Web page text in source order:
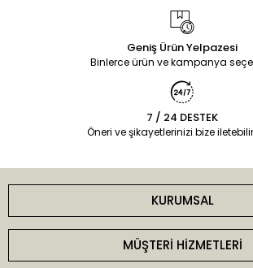
Geniş Ürün Yelpazesi
Binlerce ürün ve kampanya
7 / 24 DESTEK
Öneri ve şikayetlerinizi bize
KURUMSAL
MÜŞTERİ HİZMETLERİ